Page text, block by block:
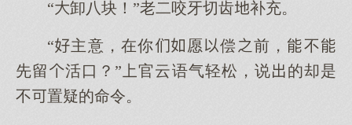
“卸八块！”老二咬牙切齿补充。
“主意，在你愿偿前，不
先留活口？”官云语气轻松，说的却是
不置疑的命令。